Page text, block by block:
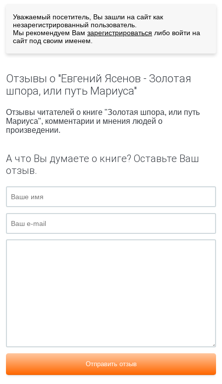
Уважаемый посетитель, Вы зашли на сайт как
незарегистрированный пользователь.
Мы рекомендуем Вам зарегистрироваться либо войти на
сайт под своим именем.
Отзывы о "Евгений Ясенов - Золотая
шпора, или путь Мариуса"
Отзывы читателей о книге "Золотая шпора, или путь
Мариуса", комментарии и мнения людей о
произведении.
А что Вы думаете о книге? Оставьте Ваш
отзыв.
Отправить отзыв